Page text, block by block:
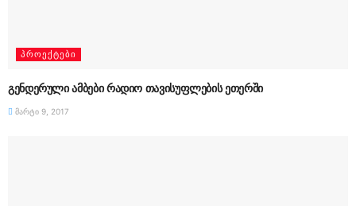
ᲞᲠᲝᲔᲥᲢᲔᲑᲘ
გენდერული ამბები რადიო თავისუფლების ეთერში
მარტი 9, 2017